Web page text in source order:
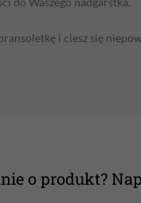
i ciesz się
o produkt?